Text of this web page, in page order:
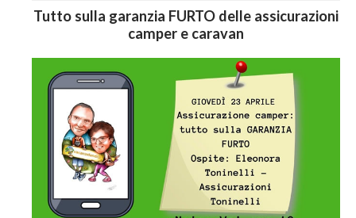
Tutto sulla garanzia FURTO delle assicurazioni
camper e caravan